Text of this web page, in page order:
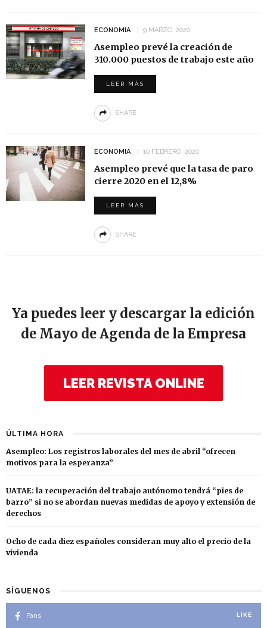
ECONOMIA 9 MARZO, 2020
Asempleo prevé la creación de
310.000 puestos de trabajo este año
LEER MÁS
SHARE
ECONOMIA 10 FEBRERO, 2020
Asempleo prevé que la tasa de paro
cierre 2020 en el 12,8%
LEER MÁS
SHARE
Ya puedes leer y descargar la edición
de Mayo de Agenda de la Empresa
LEER REVISTA ONLINE
ÚLTIMA HORA
Asempleo: Los registros laborales del mes de abril “ofrecen
motivos para la esperanza”
UATAE: la recuperación del trabajo autónomo tendrá “pies de
barro” si no se abordan nuevas medidas de apoyo y extensión de
derechos
Ocho de cada diez españoles consideran muy alto el precio de la
vivienda
SÍGUENOS
Fans LIKE